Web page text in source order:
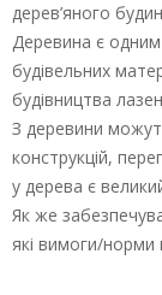
дерев’яного
Деревина є одним
будівельних
будівництва
З деревини
конструкцій,
у дерева є
Як же
які вимоги/норми